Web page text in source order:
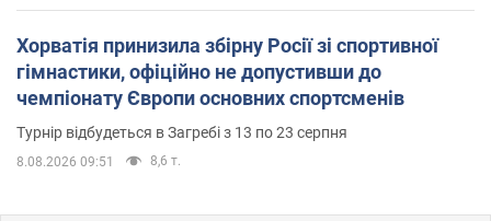
Хорватія принизила збірну Росії зі спортивної
гімнастики, офіційно не допустивши до
чемпіонату Європи основних спортсменів
Турнір відбудеться в Загребі з 13 по 23 серпня
8.08.2026 09:51 8,6 т.